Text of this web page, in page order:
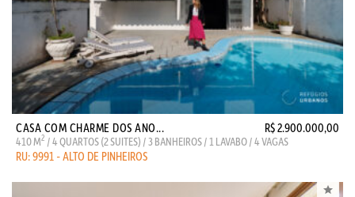
CASA COM CHARME DOS ANO... R$ 2.900.000,00
410 M2 / 4 QUARTOS (2 SUITES) / 3 BANHEIROS / 1 LAVABO / 4 VAGAS
RU: 9991 - ALTO DE PINHEIROS